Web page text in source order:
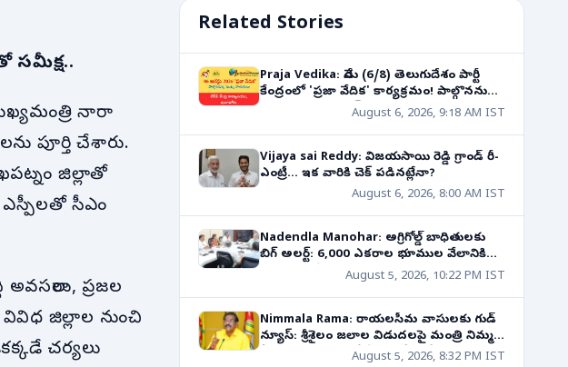
సమీక్ష..
నారా
పూర్తి చేశారు.
జిల్లాతో
ఎస్పీలతో సీఎం
ప్రజల
జిల్లాల నుంచి
చర్యలు
Related Stories
Praja Vedika: నేడు (6/8) తెలుగుదేశం పార్టీ
కేంద్రంలో 'ప్రజా వేదిక' కార్యక్రమం! పాల్గొననున్న
నాయకుల షెడ్యూల్!August 6, 2026, 9:18 AM IST
Vijaya sai Reddy: విజయసాయి రెడ్డి గ్రాండ్ రీ-
ఎంట్రీ... ఇక వారికి చెక్ పడినట్లేనా?
August 6, 2026, 8:00 AM IST
Nadendla Manohar: అగ్రిగోల్డ్ బాధితులకు
బిగ్ అలర్ట్: 6,000 ఎకరాల భూముల వేలానికి
సిఐడికి ఆదేశాలు!August 5, 2026, 10:22 PM IST
Nimmala Rama: రాయలసీమ వాసులకు గుడ్
న్యూస్: శ్రీశైలం జలాల విడుదలపై మంత్రి నిమ్మల
కీలక ప్రకటన! రాబోయే 10 రోజుల్లో..
August 5, 2026, 8:32 PM IST